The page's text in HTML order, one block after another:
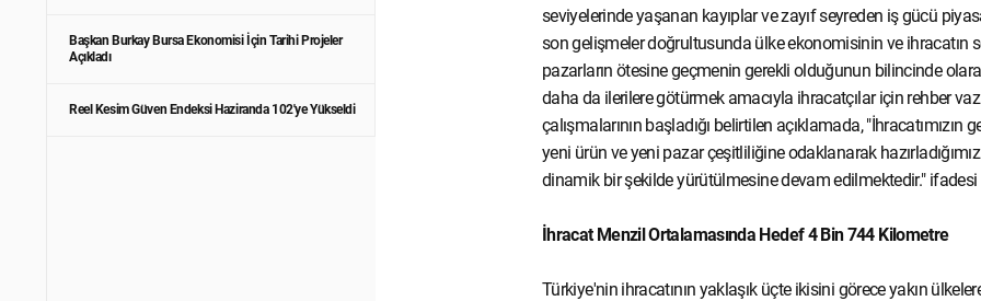
Başkan Burkay Bursa Ekonomisi İçin Tarihi Projeler
Açıkladı
Reel Kesim Güven Endeksi Haziranda 102'ye Yükseldi
seviyelerinde yaşanan kayıplar ve zayıf seyreden iş gücü
son gelişmeler doğrultusunda ülke ekonomisinin ve ihracatın
pazarların ötesine geçmenin gerekli olduğunun bilincinde
daha da ilerilere götürmek amacıyla ihracatçılar için rehber
çalışmalarının başladığı belirtilen açıklamada,
yeni ürün ve yeni pazar çeşitliliğine odaklanarak
dinamik bir şekilde yürütülmesine devam edilmektedir." ifadesi
İhracat Menzil Ortalamasında Hedef 4 Bin 744 Kilometre
Türkiye'nin ihracatının yaklaşık üçte ikisini görece yakın